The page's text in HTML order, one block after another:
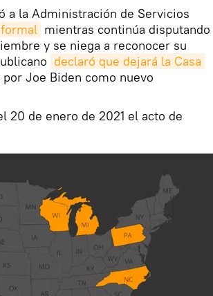
a la Administración de Servicios
mientras continúa disputando
y se niega a reconocer su
declaró que dejará la Casa
Joe Biden como nuevo
20 de enero de 2021 el acto de